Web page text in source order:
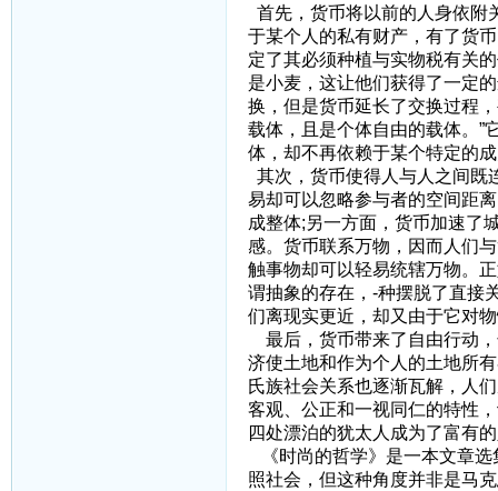
首先，货币将以前的人身依附
于某个人的私有财产，有了货
定了其必须种植与实物税有关
是小麦，这让他们获得了一定
换，但是货币延长了交换过程
载体，且是个体自由的载体。”
体，却不再依赖于某个特定的
其次，货币使得人与人之间既
易却可以忽略参与者的空间距
成整体;另一方面，货币加速了
感。货币联系万物，因而人们
触事物却可以轻易统辖万物。
谓抽象的存在，-种摆脱了直接
们离现实更近，却又由于它对
最后，货币带来了自由行动
济使土地和作为个人的土地所
氏族社会关系也逐渐瓦解，人
客观、公正和一视同仁的特性
四处漂泊的犹太人成为了富有
《时尚的哲学》是一本文章选
照社会，但这种角度并非是马